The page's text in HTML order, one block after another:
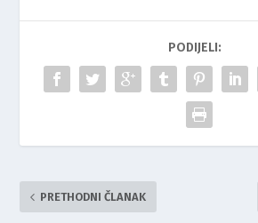
PODIJELI:
PRETHODNI ČLANAK